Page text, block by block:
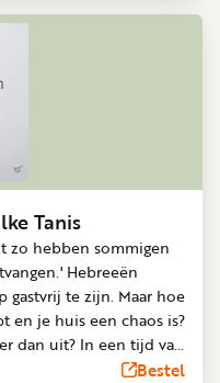
leren zo
voor je wil zijn in al
van 8 tot 12 jaar.
BIG en
over veel
is werkzaam in de
jongeren en hun
Tanis
zo hebben sommigen
Hebreeën
gastvrij te zijn. Maar hoe
en je huis een chaos is?
dan uit? In een tijd van
Tanis voor een radicale
Bestel